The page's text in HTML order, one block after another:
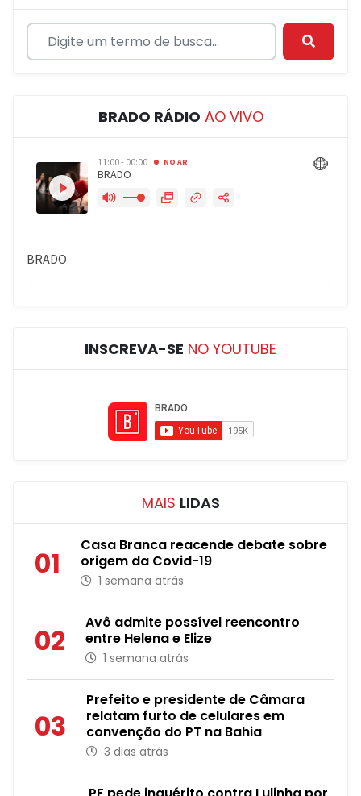
BRADO RÁDIO AO VIVO
INSCREVA-SE NO YOUTUBE
MAIS LIDAS
01
Casa Branca reacende debate sobre
origem da Covid-19
1 semana atrás
02
Avô admite possível reencontro
entre Helena e Elize
1 semana atrás
03
Prefeito e presidente de Câmara
relatam furto de celulares em
convenção do PT na Bahia
3 dias atrás